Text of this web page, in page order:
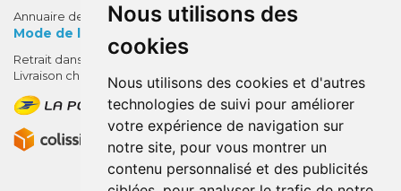
Nous utilisons des
cookies
Nous utilisons des cookies et d'autres
technologies de suivi pour améliorer
votre expérience de navigation sur
notre site, pour vous montrer un
contenu personnalisé et des publicités
Annuaire des pharmacies
Mode de livraison
Retrait dans la pharmacie
Livraison chez vous
SUR VOTRE 1ÈRE COMMANDE*
AVEC LE CODE
BIENVENUE10
* sans minimum d'achat , hors